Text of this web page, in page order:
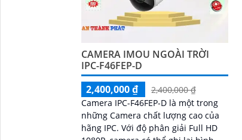
CAMERA IMOU NGOÀI TRỜI
IPC-F46FEP-D
2,400,000 ₫
2,400,000 ₫
Camera IPC-F46FEP-D là một trong
những Camera chất lượng cao của
hãng IPC. Với độ phân giải Full HD